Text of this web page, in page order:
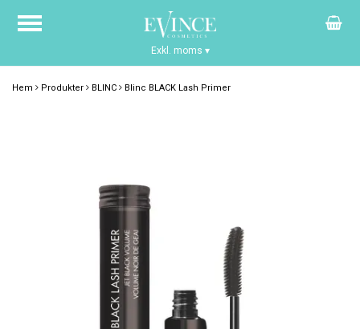
Hem Produkter BLINC Blinc BLACK Lash Primer
Exkl. moms ▾